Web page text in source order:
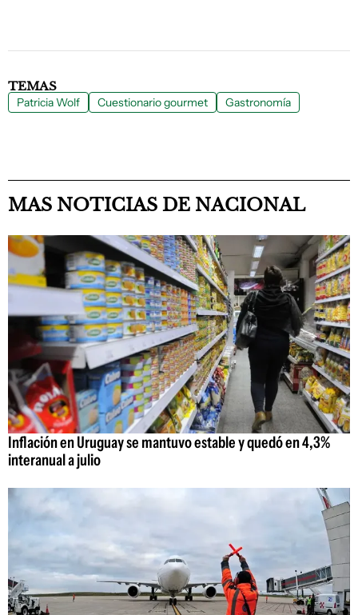
TEMAS
Patricia Wolf Cuestionario gourmet Gastronomía
MAS NOTICIAS DE NACIONAL
Inflación en Uruguay se mantuvo estable y quedó en 4,3%
interanual a julio